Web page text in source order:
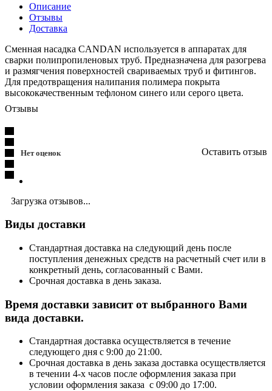
Описание
Отзывы
Доставка
Сменная насадка CANDAN используется в аппаратах для
сварки полипропиленовых труб. Предназначена для разогрева
и размягчения поверхностей свариваемых труб и фитингов.
Для предотвращения налипания полимера покрыта
высококачественным тефлоном синего или серого цвета.
Отзывы
Нет оценок Оставить отзыв
Загрузка отзывов...
Виды доставки
Стандартная доставка на следующий день после
поступления денежных средств на расчетный счет или в
конкретный день, согласованный с Вами.
Срочная доставка в день заказа.
Время доставки зависит от выбранного Вами
вида доставки.
Стандартная доставка осуществляется в течение
следующего дня с 9:00 до 21:00.
Срочная доставка в день заказа доставка осуществляется
в течении 4-х часов после оформления заказа при
условии оформления заказа с 09:00 до 17:00.